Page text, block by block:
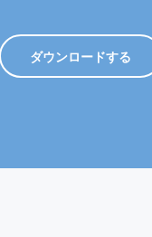
ダウンロードする